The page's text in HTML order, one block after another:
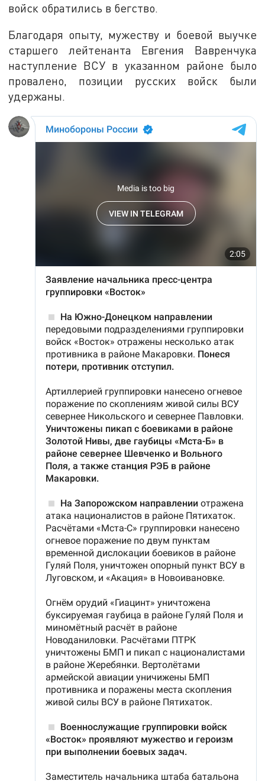
войск обратились в бегство.
Благодаря опыту, мужеству и боевой выучке
старшего лейтенанта Евгения Вавренчука
наступление ВСУ в указанном районе было
провалено, позиции русских войск были
удержаны.